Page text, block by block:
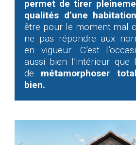
permet de tirer
qualités d’une habitation
être pour le moment mal
ne pas répondre aux
en vigueur. C’est
aussi bien l’intérieur que
de métamorphoser
bien.